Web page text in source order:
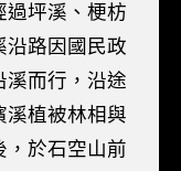
過坪溪、梗枋
沿路因國民政
溪而行，沿途
溪植被林相與
，於石空山前